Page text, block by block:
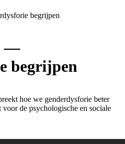
begrijpen
—
begrijpen
hoe we genderdysforie beter
de psychologische en sociale